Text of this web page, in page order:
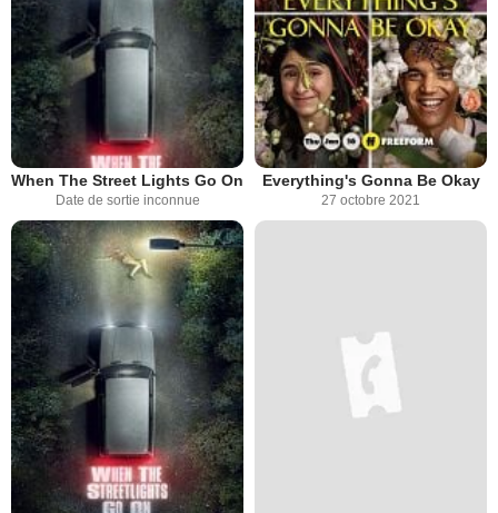
When The Street Lights Go On
Date de sortie inconnue
Everything's Gonna Be Okay
27 octobre 2021